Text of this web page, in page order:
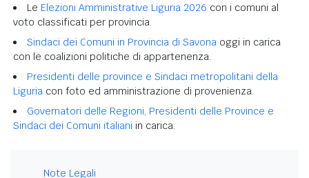
Le Elezioni Amministrative Liguria 2026 con i comuni al
voto classificati per provincia.
Sindaci dei Comuni in Provincia di Savona oggi in carica
con le coalizioni politiche di appartenenza.
Presidenti delle province e Sindaci metropolitani della
Liguria con foto ed amministrazione di provenienza.
Governatori delle Regioni, Presidenti delle Province e
Sindaci dei Comuni italiani in carica.
Note Legali